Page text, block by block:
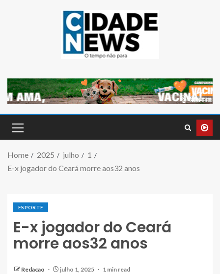
Home 2025 julho
1
E-x jogador do Ceará morre aos32 anos
ESPORTE
E-x jogador do Ceará
morre aos32 anos
Redacao julho 1, 2025 1 min read